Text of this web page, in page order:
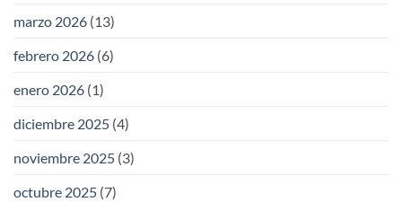
marzo 2026 (13)
febrero 2026 (6)
enero 2026 (1)
diciembre 2025 (4)
noviembre 2025 (3)
octubre 2025 (7)